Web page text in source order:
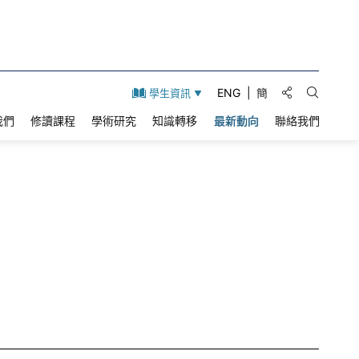
學生資訊 ENG 簡 分享到:
打開搜
們 修讀課程 學術研究 知識轉移 最新動向 聯絡我們